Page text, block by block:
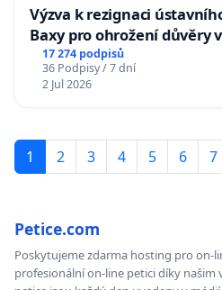
Výzva k rezignaci
Baxy pro ohrožení důvěry
17 274 podpisů
36 Podpisy / 7 dní
2 Jul 2026
1 2 3 4 5 6 7
Petice.com
Poskytujeme zdarma hosting pro on-
profesionální on-line petici díky našim